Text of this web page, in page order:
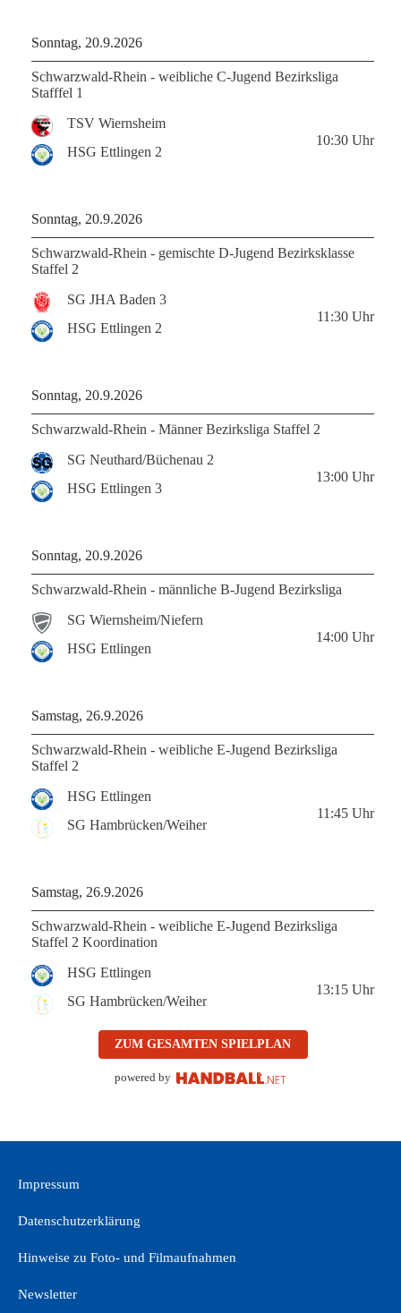
Sonntag, 20.9.2026
Schwarzwald-Rhein - weibliche C-Jugend Bezirksliga
Stafffel 1
TSV Wiernsheim
HSG Ettlingen 2
10:30 Uhr
Sonntag, 20.9.2026
Schwarzwald-Rhein - gemischte D-Jugend Bezirksklasse
Staffel 2
SG JHA Baden 3
HSG Ettlingen 2
11:30 Uhr
Sonntag, 20.9.2026
Schwarzwald-Rhein - Männer Bezirksliga Staffel 2
SG Neuthard/Büchenau 2
HSG Ettlingen 3
13:00 Uhr
Sonntag, 20.9.2026
Schwarzwald-Rhein - männliche B-Jugend Bezirksliga
SG Wiernsheim/Niefern
HSG Ettlingen
14:00 Uhr
Samstag, 26.9.2026
Schwarzwald-Rhein - weibliche E-Jugend Bezirksliga
Staffel 2
HSG Ettlingen
SG Hambrücken/Weiher
11:45 Uhr
Samstag, 26.9.2026
Schwarzwald-Rhein - weibliche E-Jugend Bezirksliga
Staffel 2 Koordination
HSG Ettlingen
SG Hambrücken/Weiher
13:15 Uhr
ZUM GESAMTEN SPIELPLAN
powered by
Impressum
Datenschutzerklärung
Hinweise zu Foto- und Filmaufnahmen
Newsletter